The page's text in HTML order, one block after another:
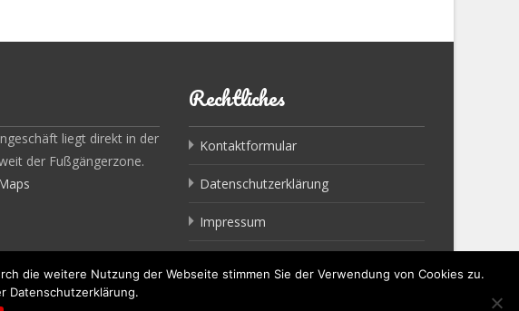
liegt direkt in der
der Fußgängerzone.
Rechtliches
Kontaktformular
Datenschutzerklärung
Impressum
die weitere Nutzung der Webseite stimmen Sie der Verwendung von Cookies zu.
Datenschutzerklärung.